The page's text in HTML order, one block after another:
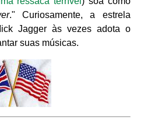
." Curiosamente, a estrela
Jagger às vezes adota o
suas músicas.